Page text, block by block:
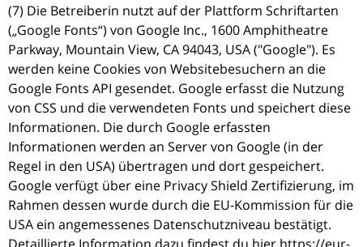
(7) Die Betreiberin nutzt auf der Plattform Schriftarten
(„Google Fonts“) von Google Inc., 1600 Amphitheatre
Parkway, Mountain View, CA 94043, USA ("Google"). Es
werden keine Cookies von Websitebesuchern an die
Google Fonts API gesendet. Google erfasst die Nutzung
von CSS und die verwendeten Fonts und speichert diese
Informationen. Die durch Google erfassten
Informationen werden an Server von Google (in der
Regel in den USA) übertragen und dort gespeichert.
Google verfügt über eine Privacy Shield Zertifizierung, im
Rahmen dessen wurde durch die EU-Kommission für die
USA ein angemessenes Datenschutzniveau bestätigt.
Detaillierte Information dazu findest du hier https://eur-